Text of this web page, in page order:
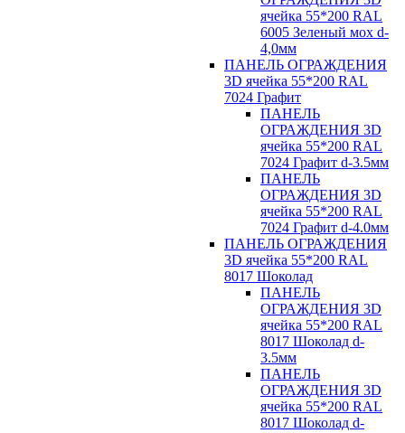
ячейка 55*200 RAL
6005 Зеленый мох d-
4,0мм
ПАНЕЛЬ ОГРАЖДЕНИЯ
3D ячейка 55*200 RAL
7024 Графит
ПАНЕЛЬ
ОГРАЖДЕНИЯ 3D
ячейка 55*200 RAL
7024 Графит d-3.5мм
ПАНЕЛЬ
ОГРАЖДЕНИЯ 3D
ячейка 55*200 RAL
7024 Графит d-4.0мм
ПАНЕЛЬ ОГРАЖДЕНИЯ
3D ячейка 55*200 RAL
8017 Шоколад
ПАНЕЛЬ
ОГРАЖДЕНИЯ 3D
ячейка 55*200 RAL
8017 Шоколад d-
3.5мм
ПАНЕЛЬ
ОГРАЖДЕНИЯ 3D
ячейка 55*200 RAL
8017 Шоколад d-